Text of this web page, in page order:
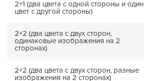
2+1 (два цвета с одной стороны и один
цвет с другой стороны)
2+2 (два цвета с двух сторон,
одинаковые изображения на 2
сторонах)
2+2 (два цвета с двух сторон, разные
изображения на 2 сторонах)